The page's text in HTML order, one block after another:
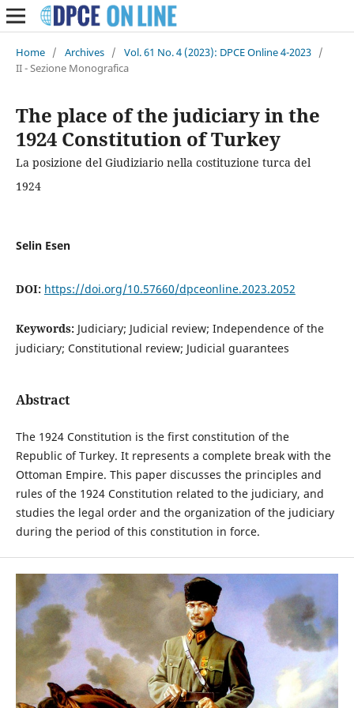
Home / Archives / Vol. 61 No. 4 (2023): DPCE Online 4-2023 /
II - Sezione Monografica
The place of the judiciary in the
1924 Constitution of Turkey
La posizione del Giudiziario nella costituzione turca del
1924
Selin Esen
DOI: https://doi.org/10.57660/dpceonline.2023.2052
Keywords: Judiciary; Judicial review; Independence of the
judiciary; Constitutional review; Judicial guarantees
Abstract
The 1924 Constitution is the first constitution of the
Republic of Turkey. It represents a complete break with the
Ottoman Empire. This paper discusses the principles and
rules of the 1924 Constitution related to the judiciary, and
studies the legal order and the organization of the judiciary
during the period of this constitution in force.